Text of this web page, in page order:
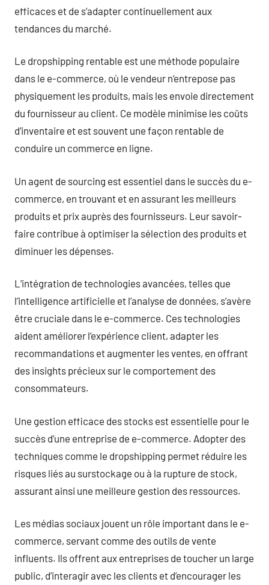
efficaces et de s’adapter continuellement aux
tendances du marché.
Le dropshipping rentable est une méthode populaire
dans le e-commerce, où le vendeur n’entrepose pas
physiquement les produits, mais les envoie directement
du fournisseur au client. Ce modèle minimise les coûts
d’inventaire et est souvent une façon rentable de
conduire un commerce en ligne.
Un agent de sourcing est essentiel dans le succès du e-
commerce, en trouvant et en assurant les meilleurs
produits et prix auprès des fournisseurs. Leur savoir-
faire contribue à optimiser la sélection des produits et
diminuer les dépenses.
L’intégration de technologies avancées, telles que
l’intelligence artificielle et l’analyse de données, s’avère
être cruciale dans le e-commerce. Ces technologies
aident améliorer l’expérience client, adapter les
recommandations et augmenter les ventes, en offrant
des insights précieux sur le comportement des
consommateurs.
Une gestion efficace des stocks est essentielle pour le
succès d’une entreprise de e-commerce. Adopter des
techniques comme le dropshipping permet réduire les
risques liés au surstockage ou à la rupture de stock,
assurant ainsi une meilleure gestion des ressources.
Les médias sociaux jouent un rôle important dans le e-
commerce, servant comme des outils de vente
influents. Ils offrent aux entreprises de toucher un large
public, d’interagir avec les clients et d’encourager les